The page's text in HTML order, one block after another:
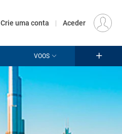
Crie uma conta | Aceder
VOOS